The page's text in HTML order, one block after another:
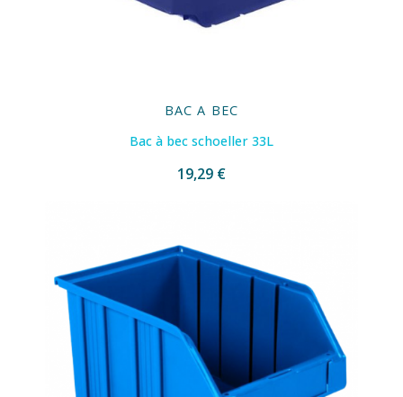
BAC A BEC
Bac à bec schoeller 33L
19,29 €